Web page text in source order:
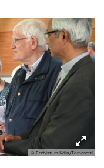
© Erzbistum Köln/Tomasetti